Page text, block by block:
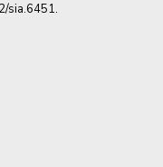
sia.6451.